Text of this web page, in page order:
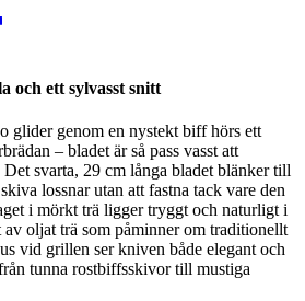
och ett sylvasst snitt
glider genom en nystekt biff hörs ett
– bladet är så pass vasst att
svarta, 29 cm långa bladet blänker till
lossnar utan att fastna tack vare den
i mörkt trä ligger tryggt och naturligt i
av oljat trä som påminner om traditionellt
vid grillen ser kniven både elegant och
tunna rostbiffsskivor till mustiga